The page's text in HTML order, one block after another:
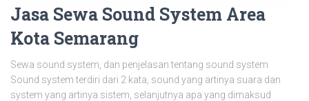
Jasa Sewa Sound System Area
Kota Semarang
Sewa sound system, dan penjelasan tentang sound system
Sound system terdiri dari 2 kata, sound yang artinya suara dan
system yang artinya sistem, selanjutnya apa yang dimaksud